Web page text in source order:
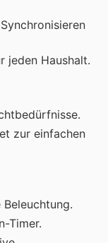
jeden Haushalt.
zur einfachen
Timer.